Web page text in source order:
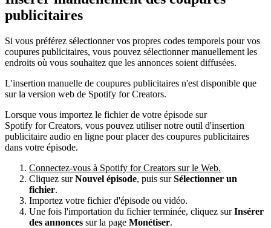
publicitaires
Si vous préférez sélectionner vos propres codes temporels pour vos
coupures publicitaires, vous pouvez sélectionner manuellement les
endroits où vous souhaitez que les annonces soient diffusées.
L'insertion manuelle de coupures publicitaires n'est disponible que
sur la version web de Spotify for Creators.
Lorsque vous importez le fichier de votre épisode sur
Spotify for Creators, vous pouvez utiliser notre outil d'insertion
publicitaire audio en ligne pour placer des coupures publicitaires
dans votre épisode.
Connectez-vous à Spotify for Creators sur le Web.
Cliquez surNouvel épisode, puis surSélectionner un
fichier.
Importez votre fichier d'épisode ou vidéo.
Une fois l'importation du fichier terminée, cliquez surInsérer
des annonces sur la page Monétiser.